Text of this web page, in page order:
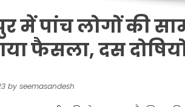
में पांच लोगों की
फैसला, दस
by seemasandesh